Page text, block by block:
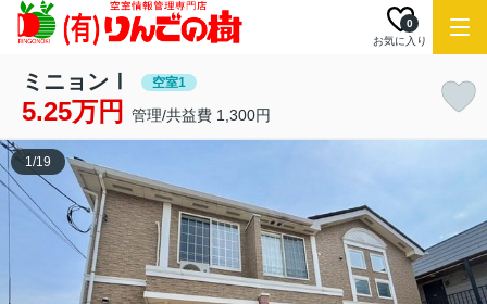
お気に入り
0
ミニョンⅠ 空室1
5.25万円 管理/共益費 1,300円
1/19